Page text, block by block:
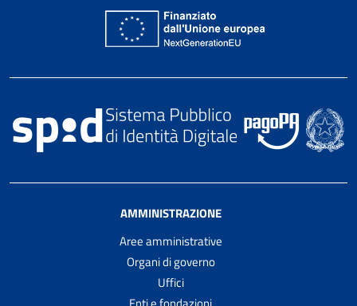
AMMINISTRAZIONE
Aree amministrative
Organi di governo
Uffici